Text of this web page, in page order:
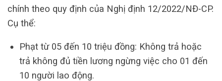
chính theo quy định của Nghị định 12/2022/NĐ-CP.
Cụ thể:
Phạt từ 05 đến 10 triệu đồng: Không trả hoặc
trả không đủ tiền lương ngừng việc cho 01 đến
10 người lao động.